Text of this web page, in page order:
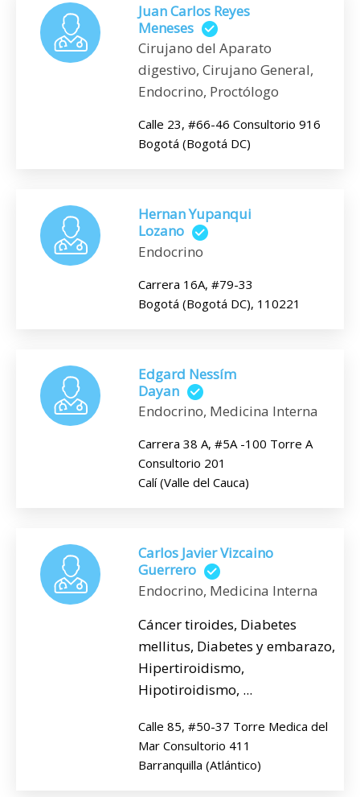
Juan Carlos Reyes
Meneses
Cirujano del Aparato
digestivo, Cirujano General,
Endocrino, Proctólogo
Calle 23, #66-46 Consultorio 916
Bogotá (Bogotá DC)
Hernan Yupanqui
Lozano
Endocrino
Carrera 16A, #79-33
Bogotá (Bogotá DC), 110221
Edgard Nessím
Dayan
Endocrino, Medicina Interna
Carrera 38 A, #5A -100 Torre A
Consultorio 201
Calí (Valle del Cauca)
Carlos Javier Vizcaino
Guerrero
Endocrino, Medicina Interna
Cáncer tiroides, Diabetes
mellitus, Diabetes y embarazo,
Hipertiroidismo,
Hipotiroidismo, ...
Calle 85, #50-37 Torre Medica del
Mar Consultorio 411
Barranquilla (Atlántico)